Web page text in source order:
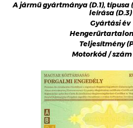
A jármű gyártmánya (D.1), típusa
leírása (D.3)
Gyártási év
Teljesítmény
Motorkód / szám